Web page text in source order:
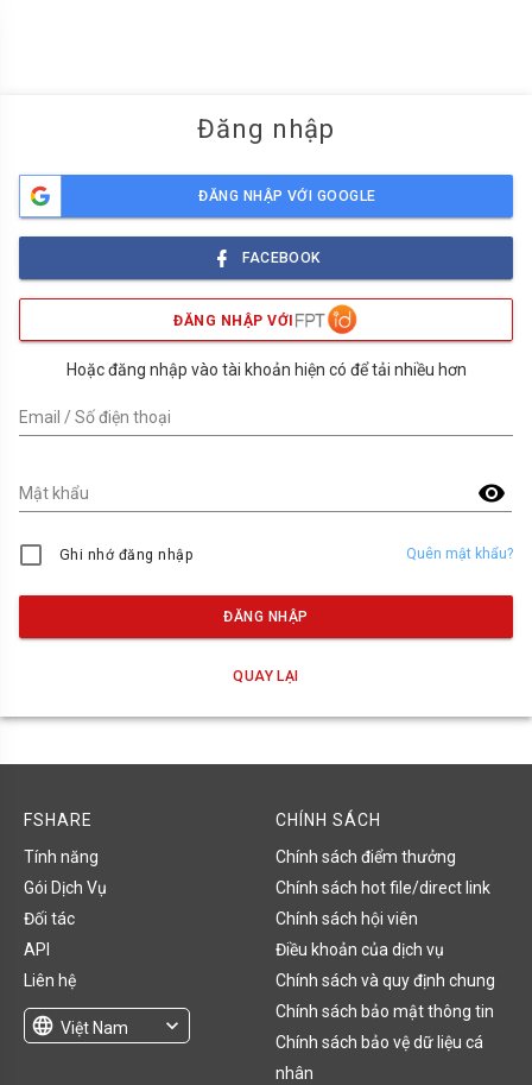
Đăng nhập
ĐĂNG NHẬP VỚI GOOGLE
FACEBOOK
ĐĂNG NHẬP VỚI
Hoặc đăng nhập vào tài khoản hiện có để tải nhiều hơn
Email / Số điện thoại
visibility
Mật khẩu
Ghi nhớ đăng nhập Quên mật khẩu?
ĐĂNG NHẬP
QUAY LẠI
FSHARE
Tính năng
Gói Dịch Vụ
Đối tác
API
Liên hệ
language Việt Nam
expand_more
CHÍNH SÁCH
Chính sách điểm thưởng
Chính sách hot file/direct link
Chính sách hội viên
Điều khoản của dịch vụ
Chính sách và quy định chung
Chính sách bảo mật thông tin
Chính sách bảo vệ dữ liệu cá
nhân